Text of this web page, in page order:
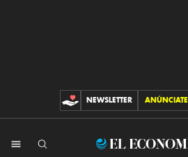
CONTRIBUCIONES
NEWSLETTER ANÚNCIATE
El